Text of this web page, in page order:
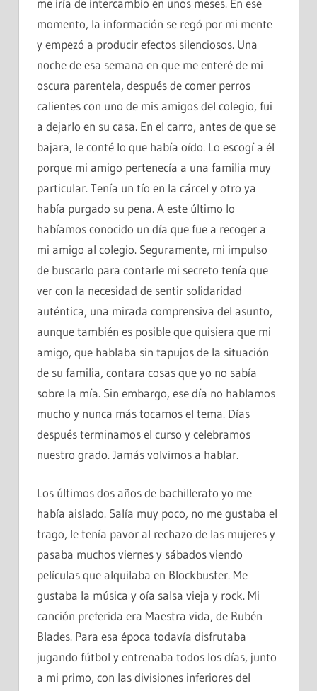
me iría de intercambio en unos meses. En ese
momento, la información se regó por mi mente
y empezó a producir efectos silenciosos. Una
noche de esa semana en que me enteré de mi
oscura parentela, después de comer perros
calientes con uno de mis amigos del colegio, fui
a dejarlo en su casa. En el carro, antes de que se
bajara, le conté lo que había oído. Lo escogí a él
porque mi amigo pertenecía a una familia muy
particular. Tenía un tío en la cárcel y otro ya
había purgado su pena. A este último lo
habíamos conocido un día que fue a recoger a
mi amigo al colegio. Seguramente, mi impulso
de buscarlo para contarle mi secreto tenía que
ver con la necesidad de sentir solidaridad
auténtica, una mirada comprensiva del asunto,
aunque también es posible que quisiera que mi
amigo, que hablaba sin tapujos de la situación
de su familia, contara cosas que yo no sabía
sobre la mía. Sin embargo, ese día no hablamos
mucho y nunca más tocamos el tema. Días
después terminamos el curso y celebramos
nuestro grado. Jamás volvimos a hablar.
Los últimos dos años de bachillerato yo me
había aislado. Salía muy poco, no me gustaba el
trago, le tenía pavor al rechazo de las mujeres y
pasaba muchos viernes y sábados viendo
películas que alquilaba en Blockbuster. Me
gustaba la música y oía salsa vieja y rock. Mi
canción preferida era Maestra vida, de Rubén
Blades. Para esa época todavía disfrutaba
jugando fútbol y entrenaba todos los días, junto
a mi primo, con las divisiones inferiores del